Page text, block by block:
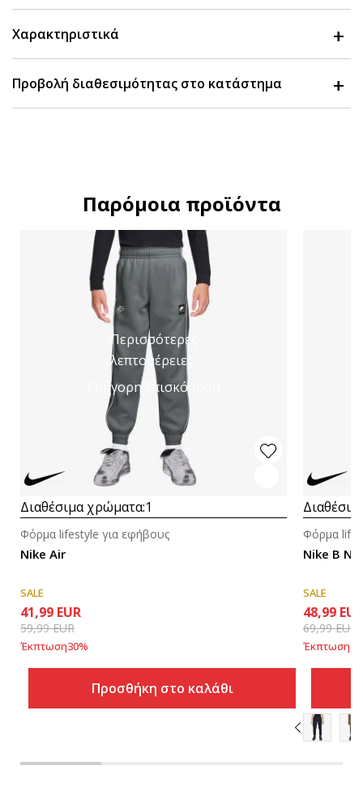
Χαρακτηριστικά
Προβολή διαθεσιμότητας στο κατάστημα
Παρόμοια προϊόντα
Περισσότερες
λεπτομέρειες
Γρήγορη επισκόπηση
Διαθέσιμα χρώματα:1
Nike Air
Φόρμα lifestyle για εφήβους
SALE
41,99 EUR
59,99EUR
Έκπτωση30%
Προσθήκη στο καλάθι
Nike B
Φόρμα
SALE
48,99 EUR
69,99EUR
Έκπτωση30